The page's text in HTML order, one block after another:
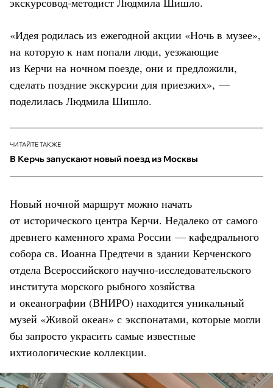
«Идея родилась из ежегодной акции «Ночь в музее»,
на которую к нам попали люди, уезжающие
из Керчи на ночном поезде, они и предложили,
сделать поздние экскурсии для приезжих», —
поделилась Людмила Шишло.
ЧИТАЙТЕ ТАКЖЕ
В Керчь запускают новый поезд из Москвы
Новый ночной маршрут можно начать
от исторического центра Керчи. Недалеко от самого
древнего каменного храма России — кафедрального
собора св. Иоанна Предтечи в здании Керченского
отдела Всероссийского научно-исследовательского
института морского рыбного хозяйства
и океанографии (ВНИРО) находится уникальный
музей «Живой океан» с экспонатами, которые могли
бы запросто украсить самые известные
ихтиологические коллекции.